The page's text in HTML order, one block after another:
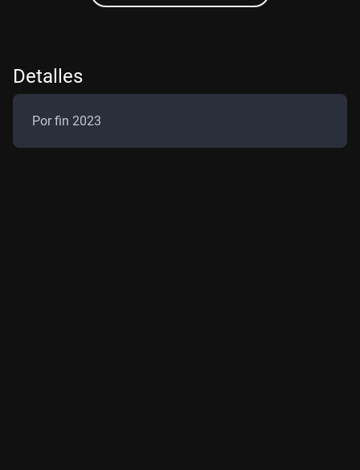
Detalles
Por fin 2023